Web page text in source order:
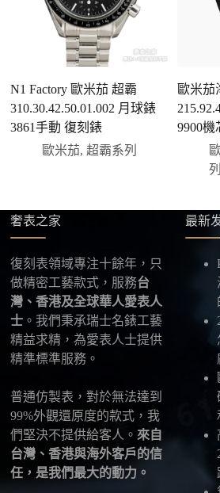
說明大約出貨時間。
三、安排付款方式
您可以選擇先付少量訂金預留
前或收到實拍照片後再支付；
付款，我們會在原有價格基礎
優惠的方案。部分地區可協助
方式，具體以當下說明為準。
四、填寫收件資料與出貨
確認款式與付款後，把收件人姓名
供最新物流資訊與查件連結。
五、海外寄送說明
本店支援寄送至香港、澳門、台
外地區，運費會依照目的地與物
服在出貨前會跟您確認清楚。
最後：喜歡就別拖太久，有
限，早一步確認，就能早一
N1 Factory 歐米茄 超霸
310.30.42.50.01.002 月球錶
3861手動 復刻錶
歐米茄,超霸系列
歐米茄
9900機
列
奢表之家
復刻表領域專注十餘年，只
做精密工藝款式，服務台
灣、香港及全球華人愛表人
士 。我們秉承瑞士名錶工藝
精益求精，為愛表人士提供
精準標準服務。
普通仿製表，對於無法達到
99%外觀還原度的款式，我
們堅決不提供給客人。 來自
台灣、香港與海外客戶的信
任，是我們最大的動力。
最新